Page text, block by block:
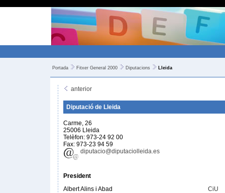
Portada Fitxer General 2000 Diputacions Lleida
anterior
Diputació de Lleida
Carme, 26
25006 Lleida
Telèfon: 973-24 92 00
Fax: 973-23 94 59
diputacio@diputaciolleida.es
President
Albert Alins i Abad
CiU